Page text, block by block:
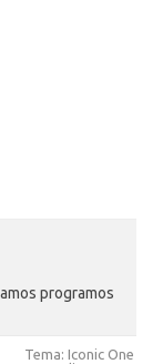
programos
Tema: Iconic One